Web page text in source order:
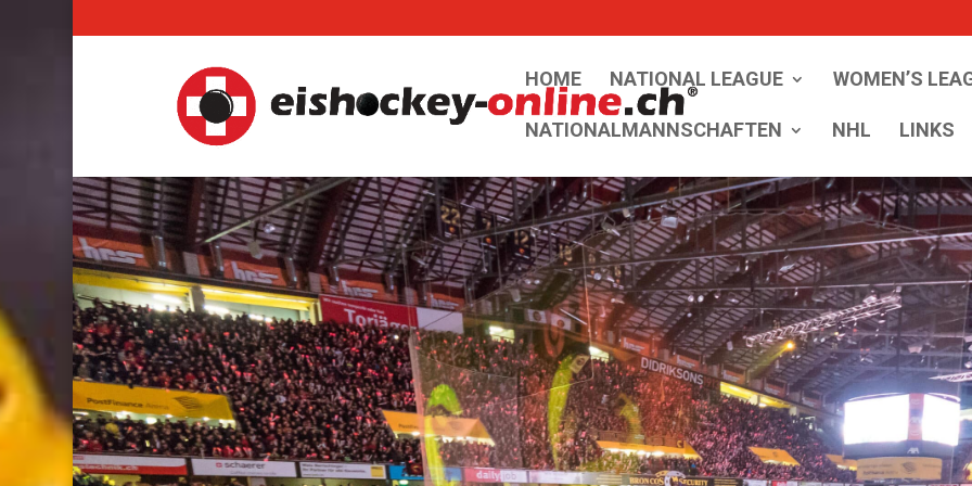
HOME NATIONAL LEAGUE WOMEN’S
NATIONALMANNSCHAFTEN NHL LINKS